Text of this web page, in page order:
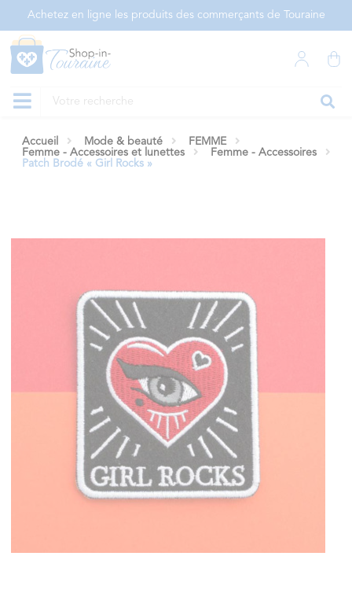
Achetez en ligne les produits des commerçants de Touraine
Accueil Mode & beauté
FEMME
Femme - Accessoires et lunettes
Femme - Accessoires
Patch Brodé « Girl Rocks »
Panneau de gestion des cookies